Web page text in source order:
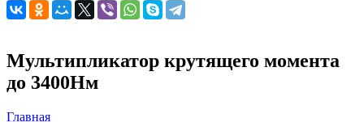
Мультипликатор крутящего момента
до 3400Нм
Главная